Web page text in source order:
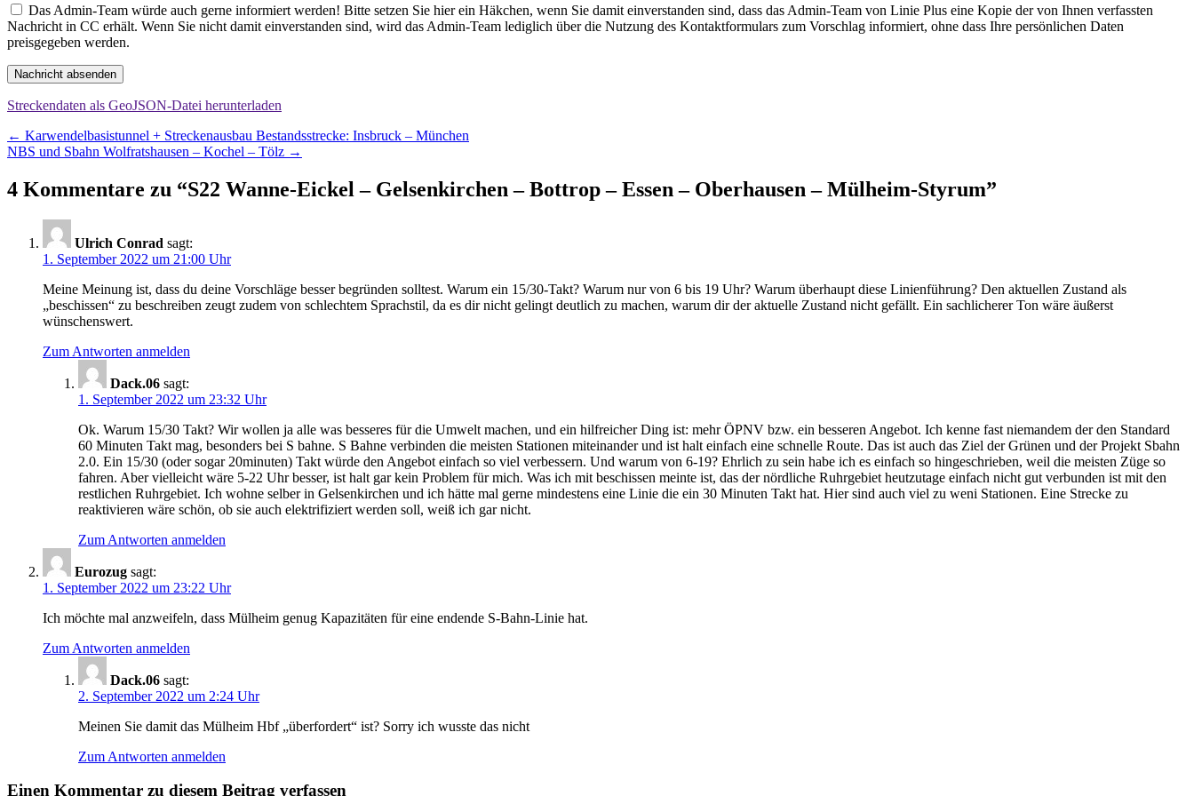
Das Admin-Team würde auch gerne informiert werden! Bitte setzen Sie hier ein Häkchen, wenn Sie damit einverstanden sind, dass das Admin-Team von Linie Plus eine Kopie der von Ihnen verfassten
Nachricht in CC erhält. Wenn Sie nicht damit einverstanden sind, wird das Admin-Team lediglich über die Nutzung des Kontaktformulars zum Vorschlag informiert, ohne dass Ihre persönlichen Daten
preisgegeben werden.
Nachricht absenden
Streckendaten als GeoJSON-Datei herunterladen
Beitragsnavigation
← Karwendelbasistunnel + Streckenausbau Bestandsstrecke: Insbruck – München
NBS und Sbahn Wolfratshausen – Kochel – Tölz →
4 Kommentare zu “S22 Wanne-Eickel – Gelsenkirchen – Bottrop – Essen – Oberhausen – Mülheim-Styrum”
Ulrich Conrad sagt:
1. September 2022 um 21:00 Uhr
Meine Meinung ist, dass du deine Vorschläge besser begründen solltest. Warum ein 15/30-Takt? Warum nur von 6 bis 19 Uhr? Warum überhaupt diese Linienführung? Den aktuellen Zustand als
„beschissen“ zu beschreiben zeugt zudem von schlechtem Sprachstil, da es dir nicht gelingt deutlich zu machen, warum dir der aktuelle Zustand nicht gefällt. Ein sachlicherer Ton wäre äußerst
wünschenswert.
Zum Antworten anmelden
Dack.06 sagt:
1. September 2022 um 23:32 Uhr
Ok. Warum 15/30 Takt? Wir wollen ja alle was besseres für die Umwelt machen, und ein hilfreicher Ding ist: mehr ÖPNV bzw. ein besseren Angebot. Ich kenne fast niemandem der den Standard
60 Minuten Takt mag, besonders bei S bahne. S Bahne verbinden die meisten Stationen miteinander und ist halt einfach eine schnelle Route. Das ist auch das Ziel der Grünen und der Projekt Sbahn
2.0. Ein 15/30 (oder sogar 20minuten) Takt würde den Angebot einfach so viel verbessern. Und warum von 6-19? Ehrlich zu sein habe ich es einfach so hingeschrieben, weil die meisten Züge so
fahren. Aber vielleicht wäre 5-22 Uhr besser, ist halt gar kein Problem für mich. Was ich mit beschissen meinte ist, das der nördliche Ruhrgebiet heutzutage einfach nicht gut verbunden ist mit den
restlichen Ruhrgebiet. Ich wohne selber in Gelsenkirchen und ich hätte mal gerne mindestens eine Linie die ein 30 Minuten Takt hat. Hier sind auch viel zu weni Stationen. Eine Strecke zu
reaktivieren wäre schön, ob sie auch elektrifiziert werden soll, weiß ich gar nicht.
Zum Antworten anmelden
Eurozug sagt:
1. September 2022 um 23:22 Uhr
Ich möchte mal anzweifeln, dass Mülheim genug Kapazitäten für eine endende S-Bahn-Linie hat.
Zum Antworten anmelden
Dack.06 sagt:
2. September 2022 um 2:24 Uhr
Meinen Sie damit das Mülheim Hbf „überfordert“ ist? Sorry ich wusste das nicht
Zum Antworten anmelden
Einen Kommentar zu diesem Beitrag verfassen